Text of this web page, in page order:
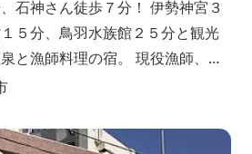
石神さん徒歩７分！ 伊勢神宮３
５分、鳥羽水族館２５分と観光
と漁師料理の宿。 現役漁師、海
菜でおもてなし。 貸切露天風呂